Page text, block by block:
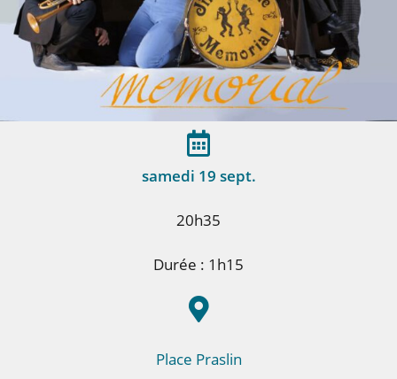
samedi 19 sept.
20h35
Durée : 1h15
Place Praslin